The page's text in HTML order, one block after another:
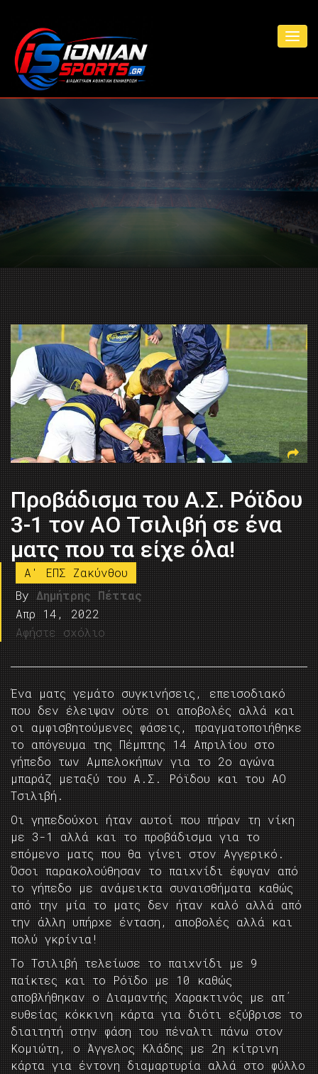
Προβάδισμα του Α.Σ. Ρόϊδου
3-1 τον ΑΟ Τσιλιβή σε ένα
ματς που τα είχε όλα!
A' ΕΠΣ Ζακύνθου
By Δημήτρης Πέττας
Απρ 14, 2022
Αφήστε σχόλιο
Ένα ματς γεμάτο συγκινήσεις, επεισοδιακό
που δεν έλειψαν ούτε οι αποβολές αλλά και
οι αμφισβητούμενες φάσεις, πραγματοποιήθηκε
το απόγευμα της Πέμπτης 14 Απριλίου στο
γήπεδο των Αμπελοκήπων για το 2ο αγώνα
μπαράζ μεταξύ του Α.Σ. Ρόϊδου και του ΑΟ
Τσιλιβή.
Οι γηπεδούχοι ήταν αυτοί που πήραν τη νίκη
με 3-1 αλλά και το προβάδισμα για το
επόμενο ματς που θα γίνει στον Αγγερικό.
Όσοι παρακολούθησαν το παιχνίδι έφυγαν από
το γήπεδο με ανάμεικτα συναισθήματα καθώς
από την μία το ματς δεν ήταν καλό αλλά από
την άλλη υπήρχε ένταση, αποβολές αλλά και
πολύ γκρίνια!
Το Τσιλιβή τελείωσε το παιχνίδι με 9
παίκτες και το Ρόϊδο με 10 καθώς
αποβλήθηκαν ο Διαμαντής Χαρακτινός με απ΄
ευθείας κόκκινη κάρτα για διότι εξύβρισε το
διαιτητή στην φάση του πέναλτι πάνω στον
Κομιώτη, ο Άγγελος Κλάδης με 2η κίτρινη
κάρτα για έντονη διαμαρτυρία αλλά στο φύλλο